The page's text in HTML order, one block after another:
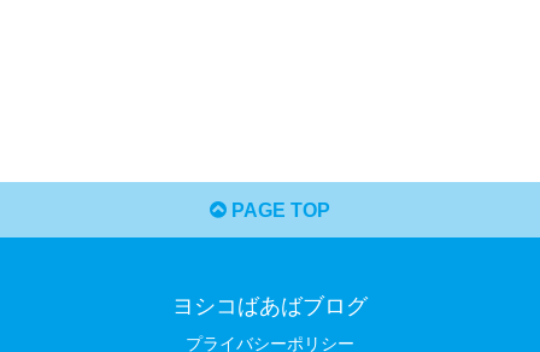
PAGE TOP
ヨシコばあばブログ
プライバシーポリシー